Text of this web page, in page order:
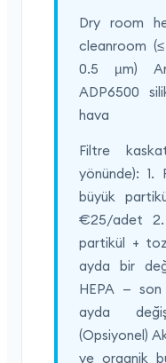
Dry room
cleanroom
0.5 µm)
ADP6500
hava
Filtre
yönünde):
büyük
€25/adet
partikül +
ayda bir
HEPA —
ayda
(Opsiyonel)
ve organik